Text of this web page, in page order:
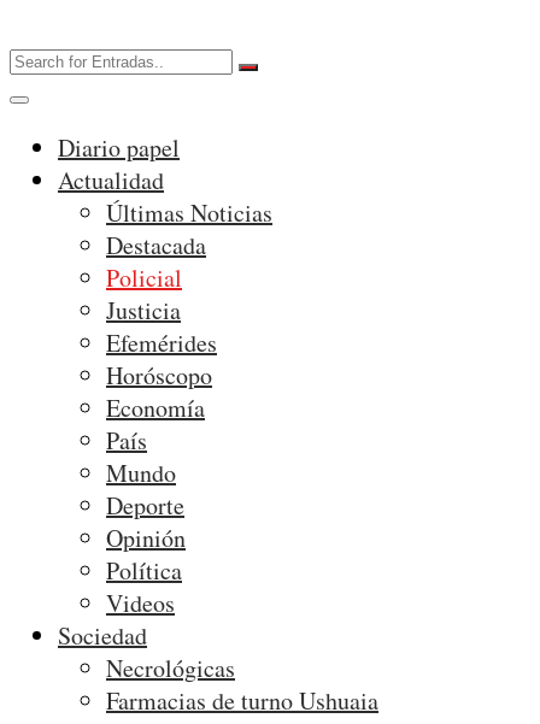
Diario papel
Actualidad
Últimas Noticias
Destacada
Policial
Justicia
Efemérides
Horóscopo
Economía
País
Mundo
Deporte
Opinión
Política
Videos
Sociedad
Necrológicas
Farmacias de turno Ushuaia